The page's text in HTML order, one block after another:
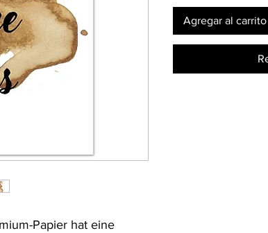
Papier hat eine
Agregar al carrito